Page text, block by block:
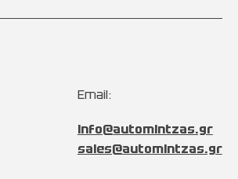
Email:
info@automintzas.gr
sales@automintzas.gr